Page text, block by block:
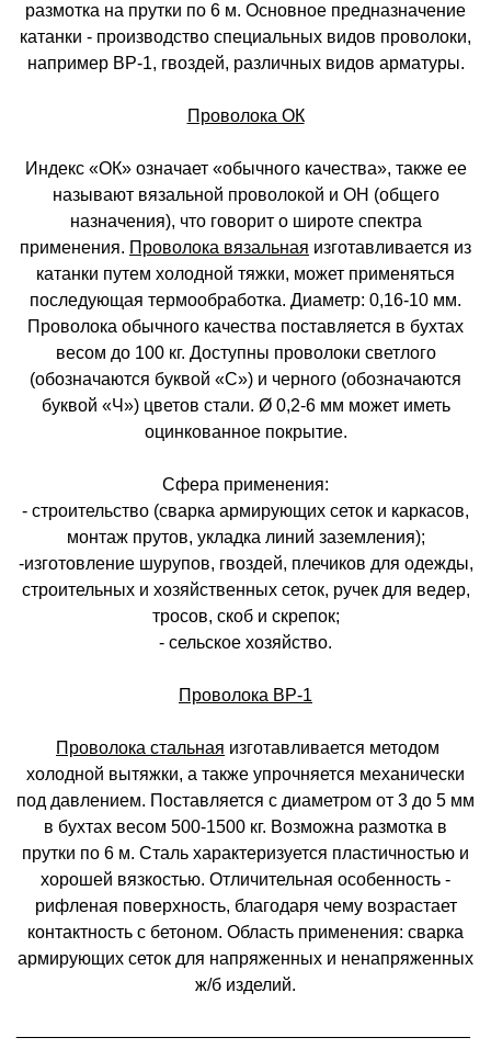
размотка на прутки по 6 м. Основное предназначение
катанки - производство специальных видов проволоки,
например ВР-1, гвоздей, различных видов арматуры.
Проволока ОК
Индекс «ОК» означает «обычного качества», также ее
называют вязальной проволокой и ОН (общего
назначения), что говорит о широте спектра
применения. Проволока вязальная изготавливается из
катанки путем холодной тяжки, может применяться
последующая термообработка. Диаметр: 0,16-10 мм.
Проволока обычного качества поставляется в бухтах
весом до 100 кг. Доступны проволоки светлого
(обозначаются буквой «С») и черного (обозначаются
буквой «Ч») цветов стали. Ø 0,2-6 мм может иметь
оцинкованное покрытие.
Сфера применения:
- строительство (сварка армирующих сеток и каркасов,
монтаж прутов, укладка линий заземления);
-изготовление шурупов, гвоздей, плечиков для одежды,
строительных и хозяйственных сеток, ручек для ведер,
тросов, скоб и скрепок;
- сельское хозяйство.
Проволока ВР-1
Проволока стальная изготавливается методом
холодной вытяжки, а также упрочняется механически
под давлением. Поставляется с диаметром от 3 до 5 мм
в бухтах весом 500-1500 кг. Возможна размотка в
прутки по 6 м. Сталь характеризуется пластичностью и
хорошей вязкостью. Отличительная особенность -
рифленая поверхность, благодаря чему возрастает
контактность с бетоном. Область применения: сварка
армирующих сеток для напряженных и ненапряженных
ж/б изделий.